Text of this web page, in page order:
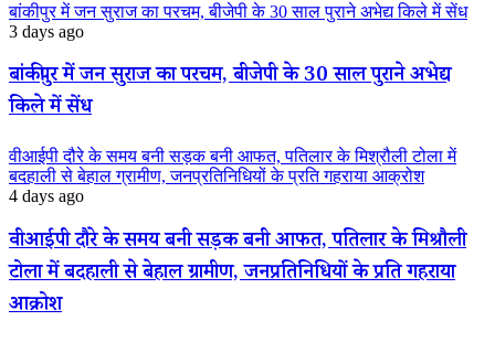
बांकीपुर में जन सुराज का परचम, बीजेपी के 30 साल पुराने अभेद्य किले में सेंध
3 days ago
बांकीपुर में जन सुराज का परचम, बीजेपी के 30 साल पुराने अभेद्य
किले में सेंध
वीआईपी दौरे के समय बनी सड़क बनी आफत, पतिलार के मिश्रौली टोला में
बदहाली से बेहाल ग्रामीण, जनप्रतिनिधियों के प्रति गहराया आक्रोश
4 days ago
वीआईपी दौरे के समय बनी सड़क बनी आफत, पतिलार के मिश्रौली
टोला में बदहाली से बेहाल ग्रामीण, जनप्रतिनिधियों के प्रति गहराया
आक्रोश